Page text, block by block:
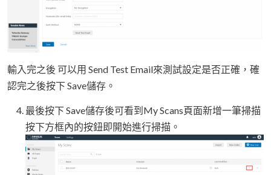
輸入完之後 可以用 Send Test Email來測試設定是否正確，確
認完之後按下 Save儲存。
最後按下 Save儲存後可看到My Scans頁面新增一筆掃描
按下方框內的按鈕即開始進行掃描。